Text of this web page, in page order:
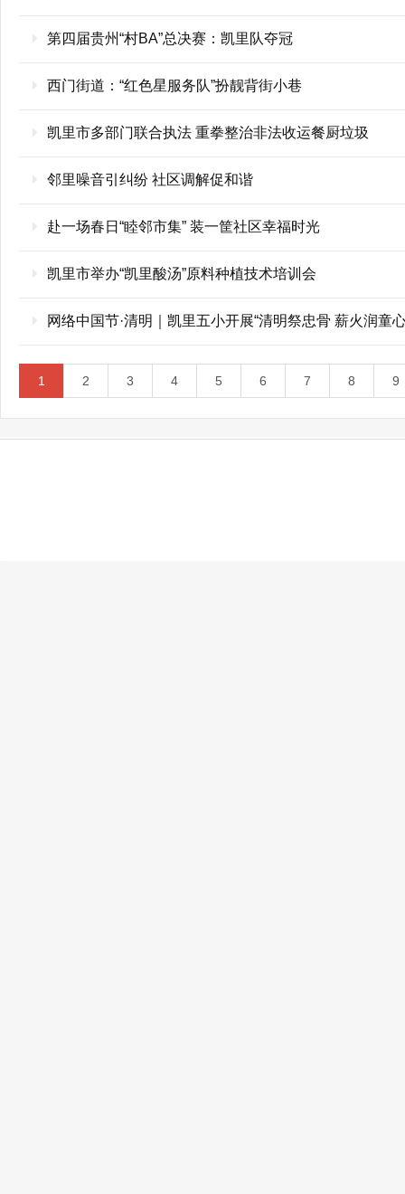
第四届贵州“村BA”总决赛：凯里队夺冠
西门街道：“红色星服务队”扮靓背街小巷
凯里市多部门联合执法 重拳整治非法收运餐厨垃圾
邻里噪音引纠纷 社区调解促和谐
赴一场春日“睦邻市集” 装一筐社区幸福时光
凯里市举办“凯里酸汤”原料种植技术培训会
网络中国节·清明｜凯里五小开展“清明祭忠骨 薪火润童
1 2 3 4 5 6 7 8 9